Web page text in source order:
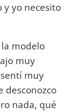
yo necesito
modelo
muy
muy
desconozco
nada, qué